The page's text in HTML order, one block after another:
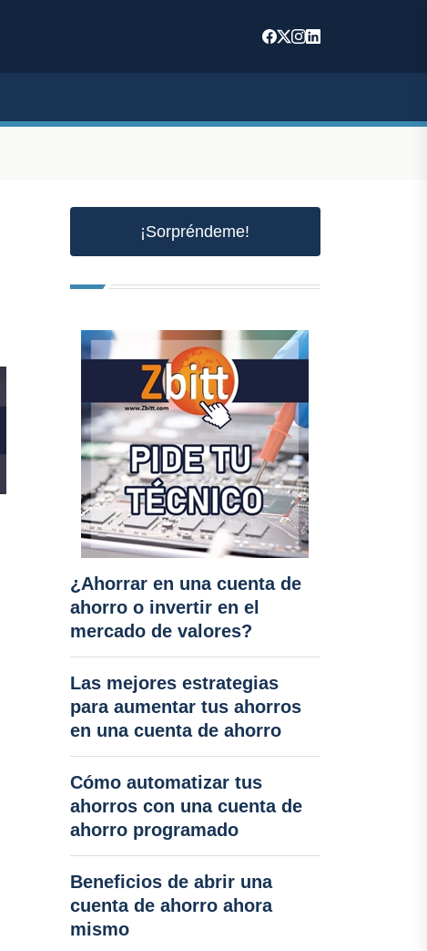
¡Sorpréndeme!
¿Ahorrar en una cuenta de
ahorro o invertir en el
mercado de valores?
Las mejores estrategias
para aumentar tus ahorros
en una cuenta de ahorro
Cómo automatizar tus
ahorros con una cuenta de
ahorro programado
Beneficios de abrir una
cuenta de ahorro ahora
mismo